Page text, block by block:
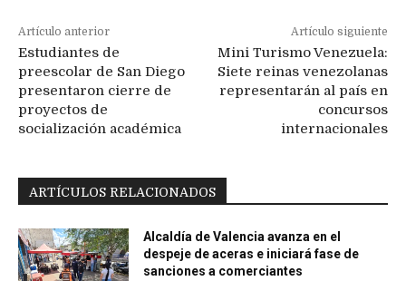
Artículo anterior
Estudiantes de
preescolar de San Diego
presentaron cierre de
proyectos de
socialización académica
Artículo siguiente
Mini Turismo Venezuela:
Siete reinas venezolanas
representarán al país en
concursos
internacionales
ARTÍCULOS RELACIONADOS
Alcaldía de Valencia avanza en el
despeje de aceras e iniciará fase de
sanciones a comerciantes